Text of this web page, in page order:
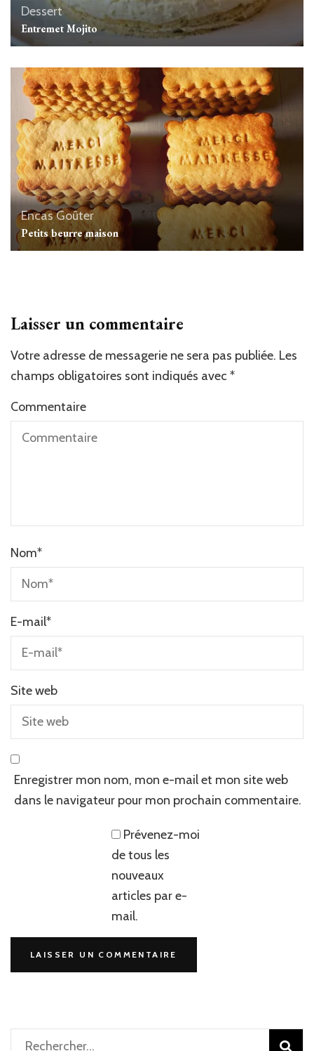
Dessert
Entremet Mojito
EncasGoûter
Petits beurre maison
Laisser un commentaire
Votre adresse de messagerie ne sera pas publiée. Les
champs obligatoires sont indiqués avec *
Commentaire
Nom*
E-mail*
Site web
Enregistrer mon nom, mon e-mail et mon site web
dans le navigateur pour mon prochain commentaire.
Prévenez-moi
de tous les
nouveaux
articles par e-
mail.
Rechercher :